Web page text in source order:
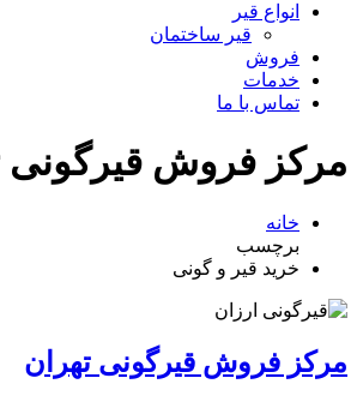
انواع قیر
قیر ساختمان
فروش
خدمات
تماس با ما
مرکز فروش قیرگونی
خانه
برچسب
خرید قیر و گونی
مرکز فروش قیرگونی تهران